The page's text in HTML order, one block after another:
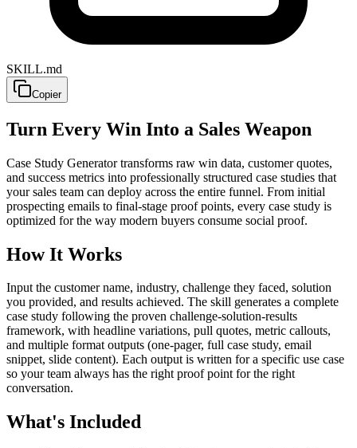
SKILL.md
Copier
Turn Every Win Into a Sales Weapon
Case Study Generator transforms raw win data, customer quotes,
and success metrics into professionally structured case studies that
your sales team can deploy across the entire funnel. From initial
prospecting emails to final-stage proof points, every case study is
optimized for the way modern buyers consume social proof.
How It Works
Input the customer name, industry, challenge they faced, solution
you provided, and results achieved. The skill generates a complete
case study following the proven challenge-solution-results
framework, with headline variations, pull quotes, metric callouts,
and multiple format outputs (one-pager, full case study, email
snippet, slide content). Each output is written for a specific use case
so your team always has the right proof point for the right
conversation.
What's Included